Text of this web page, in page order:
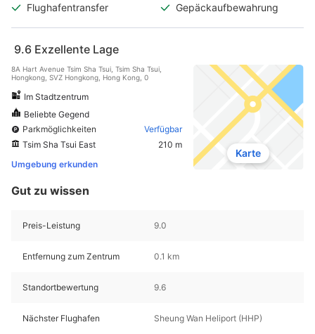
Flughafentransfer
Gepäckaufbewahrung
9.6 Exzellente Lage
8A Hart Avenue Tsim Sha Tsui, Tsim Sha Tsui,
Hongkong, SVZ Hongkong, Hong Kong, 0
Im Stadtzentrum
Beliebte Gegend
Parkmöglichkeiten
Verfügbar
Tsim Sha Tsui East
210 m
Umgebung erkunden
Karte
Gut zu wissen
Preis-Leistung 9.0
Entfernung zum Zentrum 0.1 km
Standortbewertung 9.6
Nächster Flughafen Sheung Wan Heliport (HHP)